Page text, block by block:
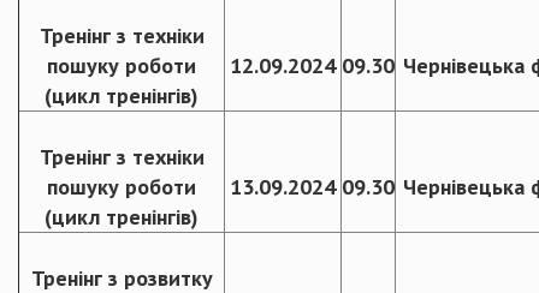
Тренінг з техніки
пошуку роботи
(цикл тренінгів)
12.09.2024 09.30 Чернівецька
Тренінг з техніки
пошуку роботи
(цикл тренінгів)
13.09.2024 09.30 Чернівецька
Тренінг з розвитку